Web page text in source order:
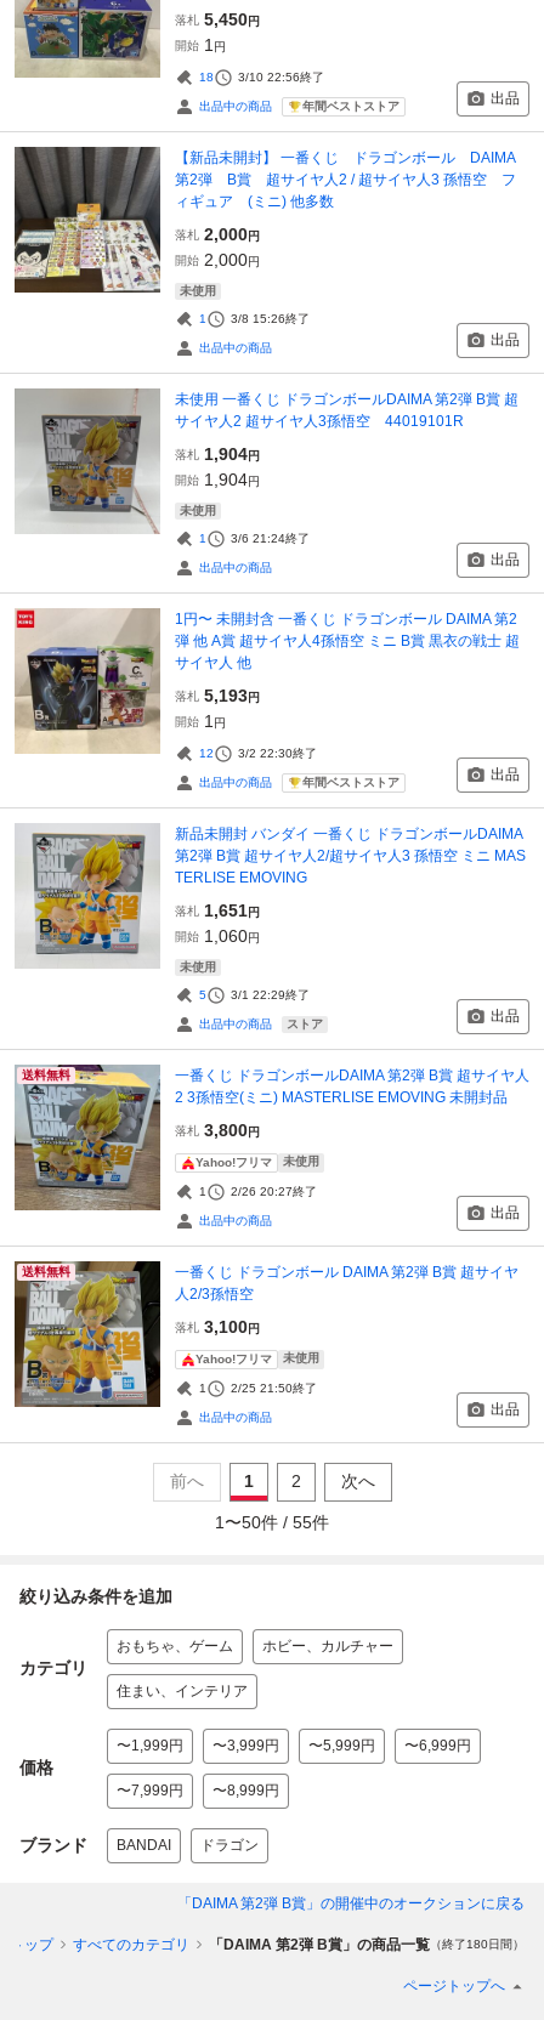
落札 5,450円
開始 1 円
18 3/10 22:56終了
出品中の商品 年間ベストストア 出品
【新品未開封】 一番くじ ドラゴンボール DAIMA
第2弾 B賞 超サイヤ人2 / 超サイヤ人3 孫悟空 フ
ィギュア (ミニ) 他多数
落札 2,000円
開始 2,000円
未使用
1 3/8 15:26終了
出品中の商品 出品
未使用 一番くじ ドラゴンボールDAIMA 第2弾 B賞 超
サイヤ人2 超サイヤ人3孫悟空 44019101R
落札 1,904円
開始 1,904円
未使用
1 3/6 21:24終了
出品中の商品 出品
1円〜 未開封含 一番くじ ドラゴンボール DAIMA 第2
弾 他 A賞 超サイヤ人4孫悟空 ミニ B賞 黒衣の戦士 超
サイヤ人 他
落札 5,193円
開始 1 円
12 3/2 22:30終了
出品中の商品 年間ベストストア 出品
新品未開封 バンダイ 一番くじ ドラゴンボールDAIMA
第2弾 B賞 超サイヤ人2/超サイヤ人3 孫悟空 ミニ MAS
TERLISE EMOVING
落札 1,651円
開始 1,060円
未使用
5 3/1 22:29終了
出品中の商品 ストア 出品
送料無料
一番くじ ドラゴンボールDAIMA 第2弾 B賞 超サイヤ人
2 3孫悟空(ミニ) MASTERLISE EMOVING 未開封品
落札 3,800円
Yahoo!フリマ 未使用
1 2/26 20:27終了
出品中の商品 出品
送料無料
一番くじ ドラゴンボール DAIMA 第2弾 B賞 超サイヤ
人2/3孫悟空
落札 3,100円
Yahoo!フリマ 未使用
1 2/25 21:50終了
出品中の商品 出品
前へ 1 2 次へ
1 〜50件 / 55件
絞り込み条件を追加
カテゴリ
おもちゃ、ゲーム ホビー、カルチャー
住まい、インテリア
価格
〜1,999円 〜3,999円 〜5,999円 〜6,999円
〜7,999円 〜8,999円
ブランド BANDAI ドラゴン
「DAIMA 第2弾 B賞」 の開催中のオークションに戻る
トップ すべてのカテゴリ 「DAIMA 第2弾 B賞」の商品一覧 （終了180日間）
ページトップへ